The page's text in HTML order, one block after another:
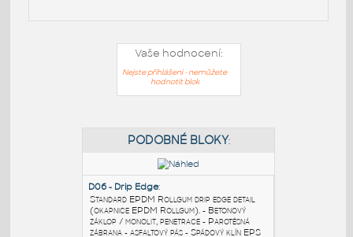
Vaše hodnocení:
Nejste přihlášeni - nemůžete
hodnotit blok